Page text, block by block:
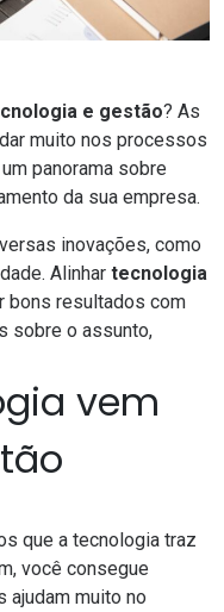
e gestão? As
muito nos processos
panorama sobre
da sua empresa.
inovações, como
Alinhar tecnologia
bons resultados com
sobre o assunto,
vem
que a tecnologia traz
você consegue
ajudam muito no